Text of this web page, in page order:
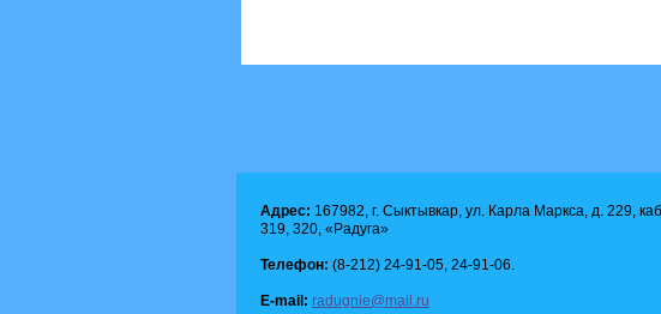
Адрес: 167982, г. Сыктывкар, ул. Карла Маркса, д. 229,
319, 320, «Радуга»
Телефон: (8-212) 24-91-05, 24-91-06.
E-mail: radugnie@mail.ru